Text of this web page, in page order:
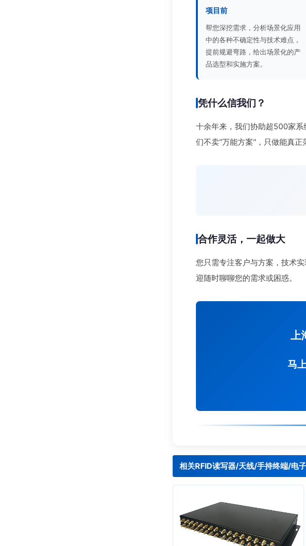
项目前
帮您深挖需求，分析场景化应用
中的各种不确定性与技术难点，
提前规避弯路，给出场景化的产
品选型和实施方案。
凭什么信我们？
十余年来，我们协助超500家
们不卖"万能方案"，只做能真正
合作灵活，一起做大
您只需专注客户与方案，技术
迎随时聊聊您的需求或困惑。
上
马
相关RFID读写器/天线/手持终端/电